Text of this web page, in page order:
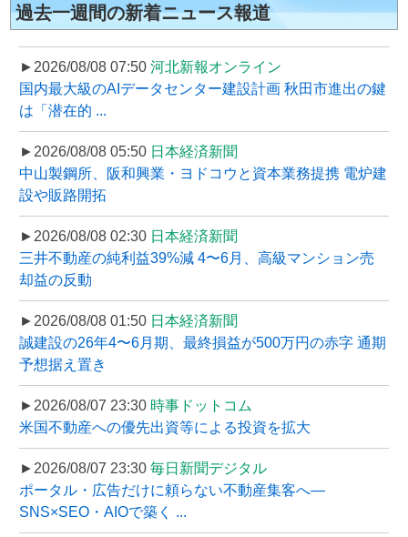
過去一週間の新着ニュース報道
►2026/08/08 07:50 河北新報オンライン
国内最大級のAIデータセンター建設計画 秋田市進出の鍵
は「潜在的 ...
►2026/08/08 05:50 日本経済新聞
中山製鋼所、阪和興業・ヨドコウと資本業務提携 電炉建
設や販路開拓
►2026/08/08 02:30 日本経済新聞
三井不動産の純利益39%減 4〜6月、高級マンション売
却益の反動
►2026/08/08 01:50 日本経済新聞
誠建設の26年4〜6月期、最終損益が500万円の赤字 通期
予想据え置き
►2026/08/07 23:30 時事ドットコム
米国不動産への優先出資等による投資を拡大
►2026/08/07 23:30 毎日新聞デジタル
ポータル・広告だけに頼らない不動産集客へ―
SNS×SEO・AIOで築く ...